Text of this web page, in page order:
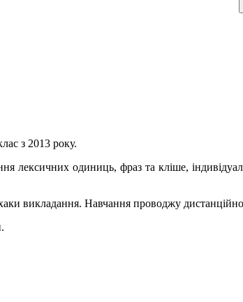
з 2013 року.
лексичних одиниць, фраз та кліше,
викладання. Навчання проводжу